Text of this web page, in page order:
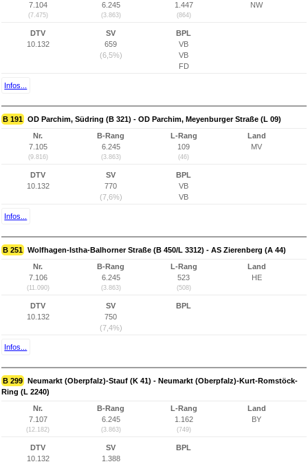
7.104
(7.475)
6.245
(3.863)
1.447
(864)
NW
DTV
10.132
SV
659
(6,5%)
BPL
VB
VB
FD
Infos...
B 191 OD Parchim, Südring (B 321) - OD Parchim, Meyenburger Straße (L 09)
Nr.
7.105
(9.816)
B-Rang
6.245
(3.863)
L-Rang
109
(46)
Land
MV
DTV
10.132
SV
770
(7,6%)
BPL
VB
VB
Infos...
B 251 Wolfhagen-Istha-Balhorner Straße (B 450/L 3312) - AS Zierenberg (A 44)
Nr.
7.106
(11.090)
B-Rang
6.245
(3.863)
L-Rang
523
(508)
Land
HE
DTV
10.132
SV
750
(7,4%)
BPL
Infos...
B 299 Neumarkt (Oberpfalz)-Stauf (K 41) - Neumarkt (Oberpfalz)-Kurt-Romstöck-
Ring (L 2240)
Nr.
7.107
(12.182)
B-Rang
6.245
(3.863)
L-Rang
1.162
(749)
Land
BY
DTV
10.132
SV
1.388
BPL